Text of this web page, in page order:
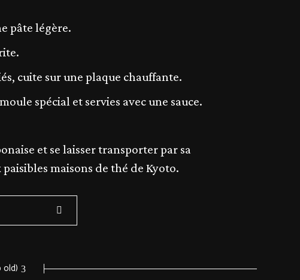
pâte légère.
cuite sur une plaque chauffante.
spécial et servies avec une sauce.
et se laisser transporter par sa
maisons de thé de Kyoto.
Rechercher
old)